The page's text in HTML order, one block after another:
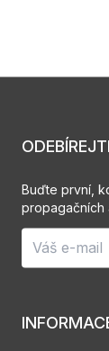
Buďte první,
propagačních